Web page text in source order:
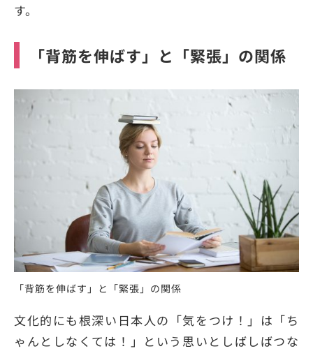
す。
「背筋を伸ばす」と「緊張」の関係
「背筋を伸ばす」と「緊張」の関係
文化的にも根深い日本人の「気をつけ！」は「ち
ゃんとしなくては！」という思いとしばしばつな